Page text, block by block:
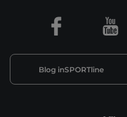
Blog inSPORTline
Facebook